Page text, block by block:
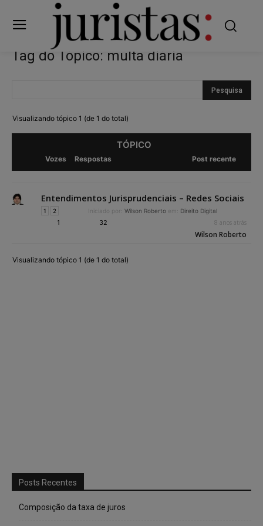
Tag do Tópico: multa diária
Visualizando tópico 1 (de 1 do total)
TÓPICO
Vozes Respostas Post recente
Entendimentos Jurisprudenciais – Redes Sociais
1 2 Iniciado por: Wilson Roberto em: Direito Digital
1 32 8 anos atrás
Wilson Roberto
Visualizando tópico 1 (de 1 do total)
Posts Recentes
Composição da taxa de juros